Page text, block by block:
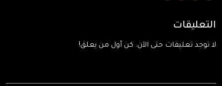
التعليقات
لا توجد تعليقات حتى الآن. كن أول من يعلق!